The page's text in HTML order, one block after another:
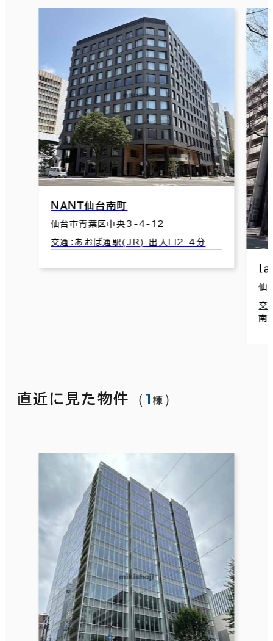
ｌａｍｒｏＮ仙台
直近に見た物件 （1 棟 ）